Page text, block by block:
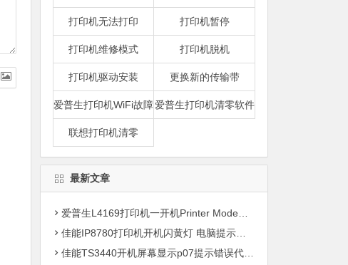
打印机无法打印 打印机暂停
打印机维修模式 打印机脱机
打印机驱动安装 更换新的传输带
爱普生打印机WiFi故障爱普生打印机清零软件
联想打印机清零
最新文章
爱普生L4169打印机一开机Printer Mode故障主板维修
佳能IP8780打印机开机闪黄灯 电脑提示错误5B00快速解决方案清零
佳能TS3440开机屏幕显示p07提示错误代码5B00快速解决方案 清零